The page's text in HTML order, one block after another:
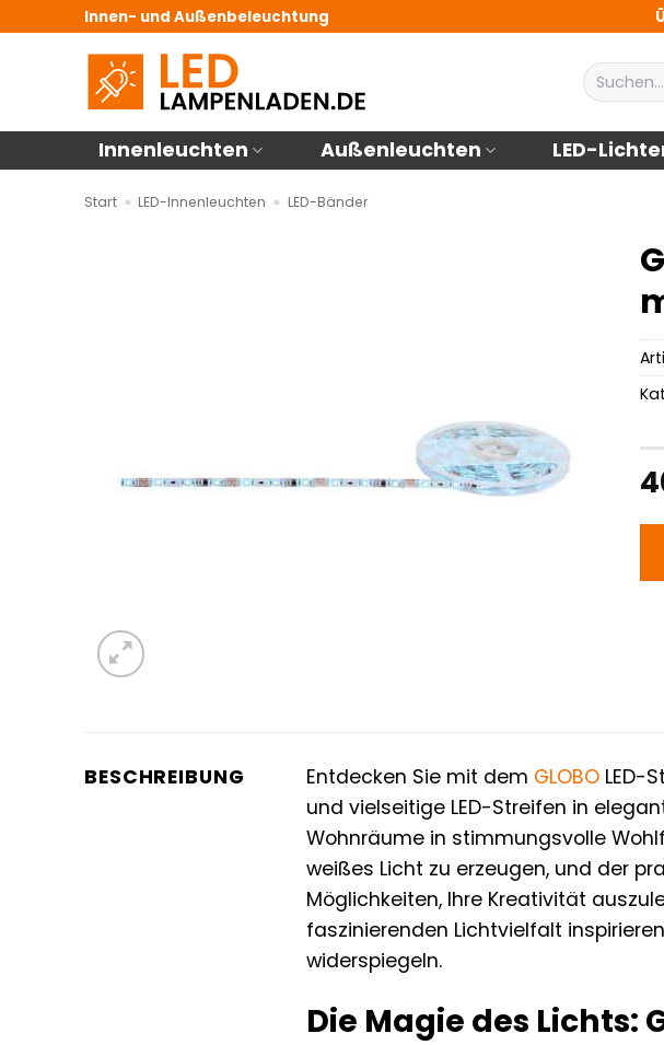
Innen- und Außenbeleuchtung
Suchen
nach:
Innenleuchten Außenleuchten LED-
Start » LED-Innenleuchten » LED-Bänder
BESCHREIBUNG Entdecken Sie mit dem GLOBO LED-
und vielseitige LED-Streifen in
Wohnräume in stimmungsvolle
weißes Licht zu erzeugen, und der
Möglichkeiten, Ihre Kreativität
faszinierenden Lichtvielfalt
widerspiegeln.
Die Magie des Lichts: